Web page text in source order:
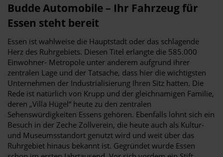
Budde Automobile – Ihr Fahrzeug für
Essen steht bereit
Essen ist wahlweise die Hauptstadt oder das schlagende
Herz des Ruhrgebiets. Diesen Titel erlangte die 585.000
Einwohner- Metropole unter anderem aufgrund ihrer
zentralen Lage und der Tatsache, dass hier die wichtigsten
Unternehmen der Industrialisierung Ihren Sitz hatten. Die
Rede ist natürlich von Krupp und der gleichnamigen Familie,
deren „Villa Hügel“ heute zu den zentralen
Sehenswürdigkeiten Essens gehören. Ebenfalls lohnt sich ein
Besuch in der Zeche Zollverein, die heute auch als Kultur-
und Museumsstandort genutzt wird und weit über das
Ruhrgebiet hinaus bekannt ist. Gegründet wurde Essen